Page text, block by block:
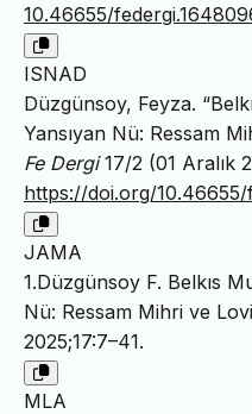
10.46655/
ISNAD
Düzgünsoy, Feyza.
Yansıyan Nü: Ressam
Fe Dergi17/2 (01 Aralık
https://doi.org/
JAMA
1.Düzgünsoy F. Belkıs
Nü: Ressam Mihri ve
2025;17:7–41.
MLA